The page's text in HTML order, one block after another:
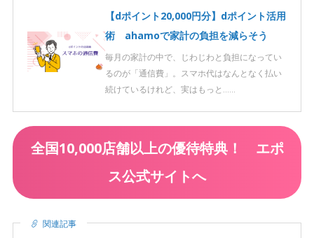
【dポイント20,000円分】dポイント活用
術 ahamoで家計の負担を減らそう
毎月の家計の中で、じわじわと負担になってい
るのが「通信費」。スマホ代はなんとなく払い
続けているけれど、実はもっと……
全国10,000店舗以上の優待特典！ エポ
ス公式サイトへ
関連記事